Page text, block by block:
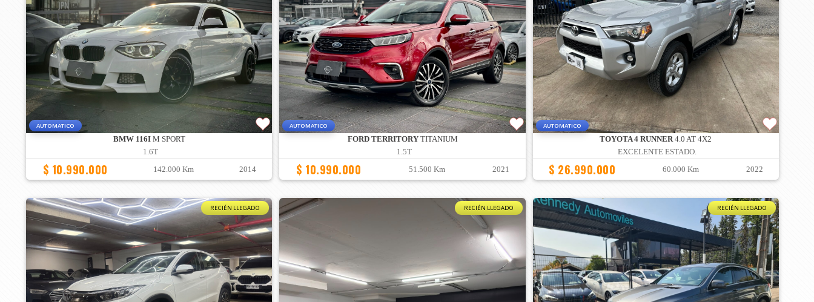
AUTOMATICO
BMW 116IM SPORT
1.6T
$ 10.990.000 142.000 Km 2014
AUTOMATICO
FORD TERRITORYTITANIUM
1.5T
$ 10.990.000 51.500 Km 2021
AUTOMATICO
TOYOTA 4 RUNNER4.0 AT 4X2
EXCELENTE ESTADO.
$ 26.990.000 60.000 Km 2022
RECIÉN LLEGADO RECIÉN LLEGADO RECIÉN LLEGADO